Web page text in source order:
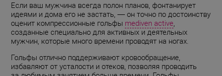
Если ваш мужчина всегда полон планов, фонтанирует
идеями и дома его не застать, — он точно по достоинству
оценит компрессионные гольфы mediven active
созданные специально для активных и деятельных
мужчин, которые много времени проводят на ногах.
Гольфы отлично поддерживают кровообращение,
избавляют от усталости и отеков, позволяя проводить